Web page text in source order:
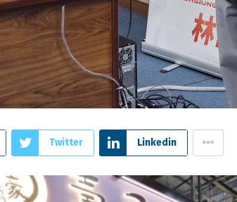
Twitter Linkedin